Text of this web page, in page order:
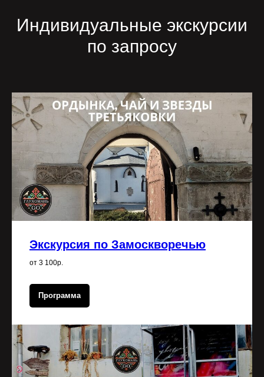
Индивидуальные экскурсии
по запросу
Экскурсия по Замоскворечью
от 3 100р.
Программа